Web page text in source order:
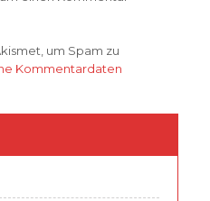
um Spam zu
Kommentardaten